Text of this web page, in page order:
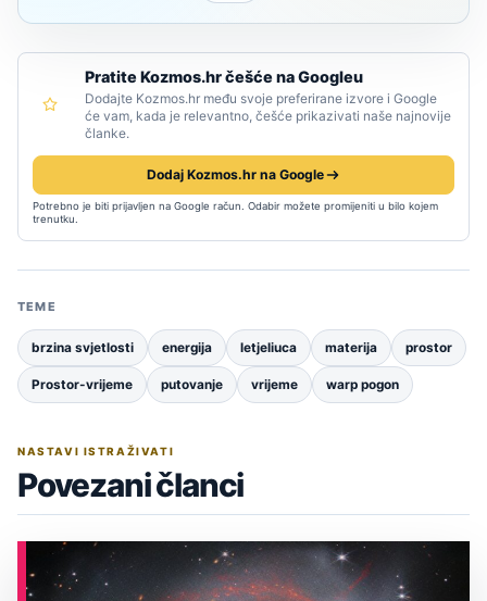
Pratite Kozmos.hr češće na Googleu
Dodajte Kozmos.hr među svoje preferirane izvore i Google
će vam, kada je relevantno, češće prikazivati naše najnovije
članke.
Dodaj Kozmos.hr na Google
Potrebno je biti prijavljen na Google račun. Odabir možete promijeniti u bilo kojem
trenutku.
TEME
brzina svjetlosti energija letjeliuca materija prostor
Prostor-vrijeme putovanje vrijeme warp pogon
NASTAVI ISTRAŽIVATI
Povezani članci